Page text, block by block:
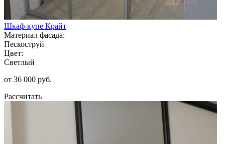
Шкаф-купе Крайт
Материал фасада:
Пескоструй
Цвет:
Светлый
от 36 000 руб.
Рассчитать